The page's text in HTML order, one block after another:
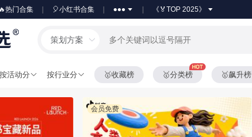
🔥热门合集 🎈小红书合集 ●●● 《🏅TOP 2025》
策划方案
按活动分 按行业分 🥇收藏榜 🥇分类榜 🥇飙升榜
会员免费